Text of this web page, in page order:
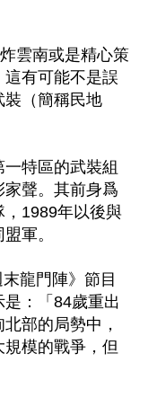
雲南或是精心策
有可能不是誤
裝（簡稱民地
特區的武裝組
聲。其前身爲
1989年以後與
軍。
龍門陣》節目
：「84歲重出
部的局勢中，
模的戰爭，但